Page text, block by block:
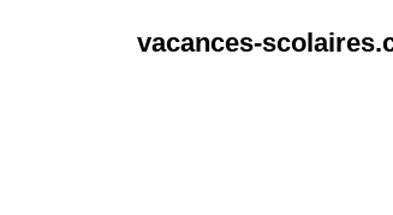
vacances-